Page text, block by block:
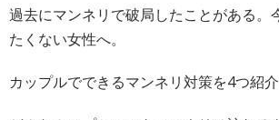
過去にマンネリで破局したことがある。
たくない女性へ。
カップルでできるマンネリ対策を4つ紹介